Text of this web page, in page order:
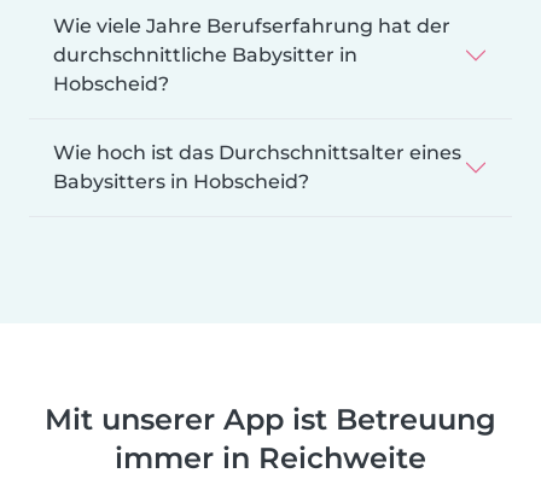
Wie viele Jahre Berufserfahrung hat der
durchschnittliche Babysitter in
Hobscheid?
Wie hoch ist das Durchschnittsalter eines
Babysitters in Hobscheid?
Mit unserer App ist Betreuung
immer in Reichweite